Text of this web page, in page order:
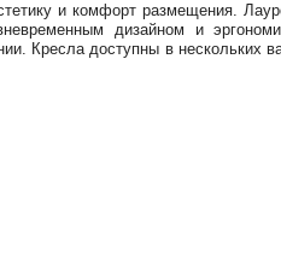
и комфорт размещения.
дизайном и
Кресла доступны в нескольких